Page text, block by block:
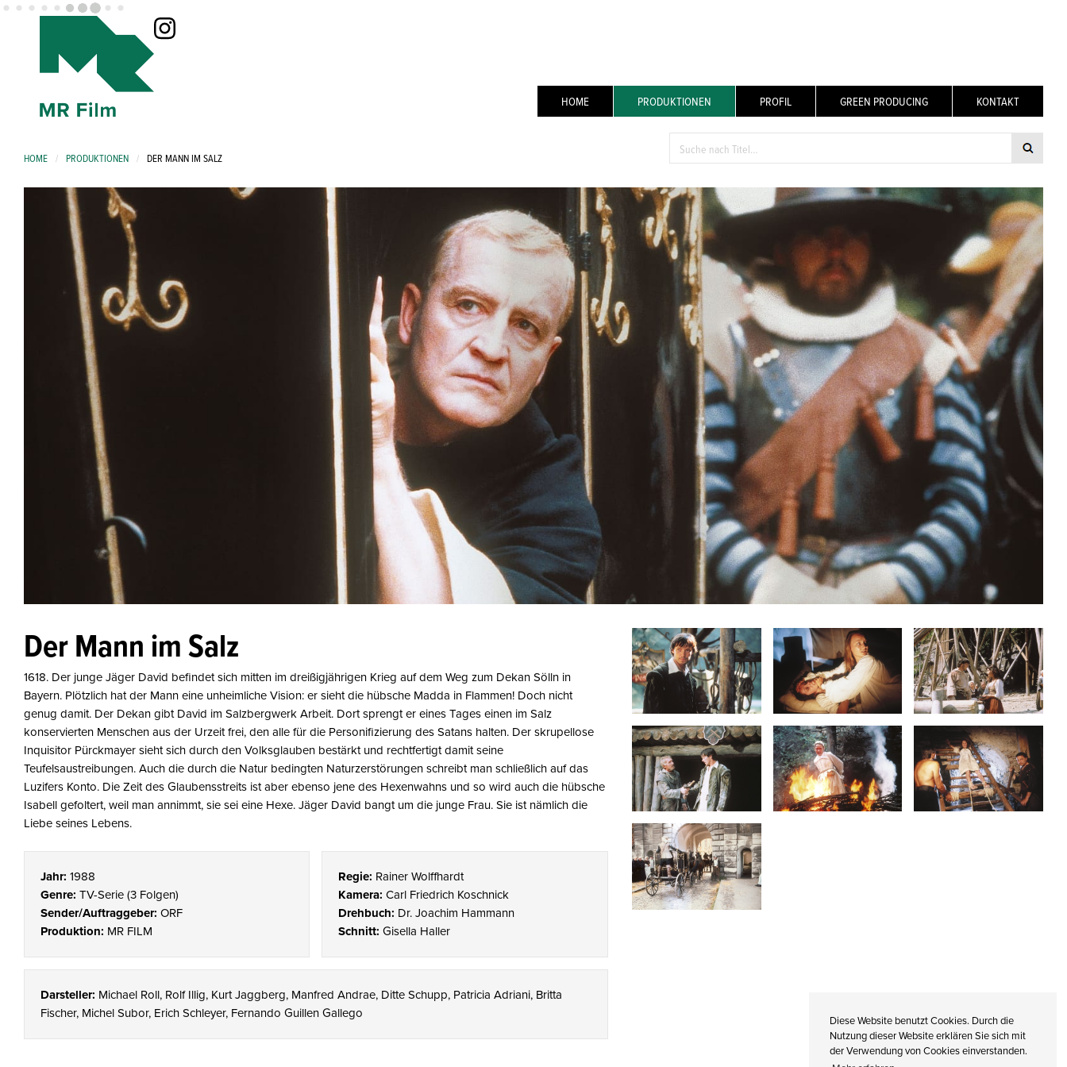
Diese Website benutzt Cookies. Durch die
Nutzung dieser Website erklären Sie sich mit
der Verwendung von Cookies einverstanden.
HOME PRODUKTIONEN PROFIL GREEN PRODUCING KONTAKT
HOME / PRODUKTIONEN / DER MANN IM SALZ
Der Mann im Salz
1618. Der junge Jäger David befindet sich mitten im dreißigjährigen Krieg auf dem Weg zum Dekan Sölln in
Bayern. Plötzlich hat der Mann eine unheimliche Vision: er sieht die hübsche Madda in Flammen! Doch nicht
genug damit. Der Dekan gibt David im Salzbergwerk Arbeit. Dort sprengt er eines Tages einen im Salz
konservierten Menschen aus der Urzeit frei, den alle für die Personifizierung des Satans halten. Der skrupellose
Inquisitor Pürckmayer sieht sich durch den Volksglauben bestärkt und rechtfertigt damit seine
Teufelsaustreibungen. Auch die durch die Natur bedingten Naturzerstörungen schreibt man schließlich auf das
Luzifers Konto. Die Zeit des Glaubensstreits ist aber ebenso jene des Hexenwahns und so wird auch die hübsche
Isabell gefoltert, weil man annimmt, sie sei eine Hexe. Jäger David bangt um die junge Frau. Sie ist nämlich die
Liebe seines Lebens.
Jahr: 1988
Genre: TV-Serie(3 Folgen)
Sender/Auftraggeber: ORF
Produktion: MR FILM
Regie: Rainer Wolffhardt
Kamera: Carl Friedrich Koschnick
Drehbuch: Dr. Joachim Hammann
Schnitt: Gisella Haller
Darsteller: Michael Roll, Rolf Illig, Kurt Jaggberg, Manfred Andrae, Ditte Schupp, Patricia Adriani, Britta
Fischer, Michel Subor, Erich Schleyer, Fernando Guillen Gallego